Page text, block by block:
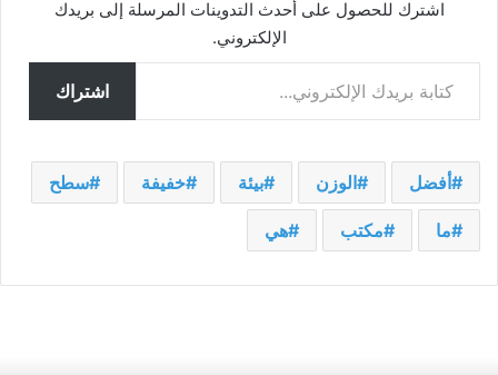
اشترك للحصول على أحدث التدوينات المرسلة إلى بريدك
الإلكتروني.
كتابة بريدك الإلكتروني...
اشتراك
أفضل الوزن بيئة خفيفة سطح
ما مكتب هي